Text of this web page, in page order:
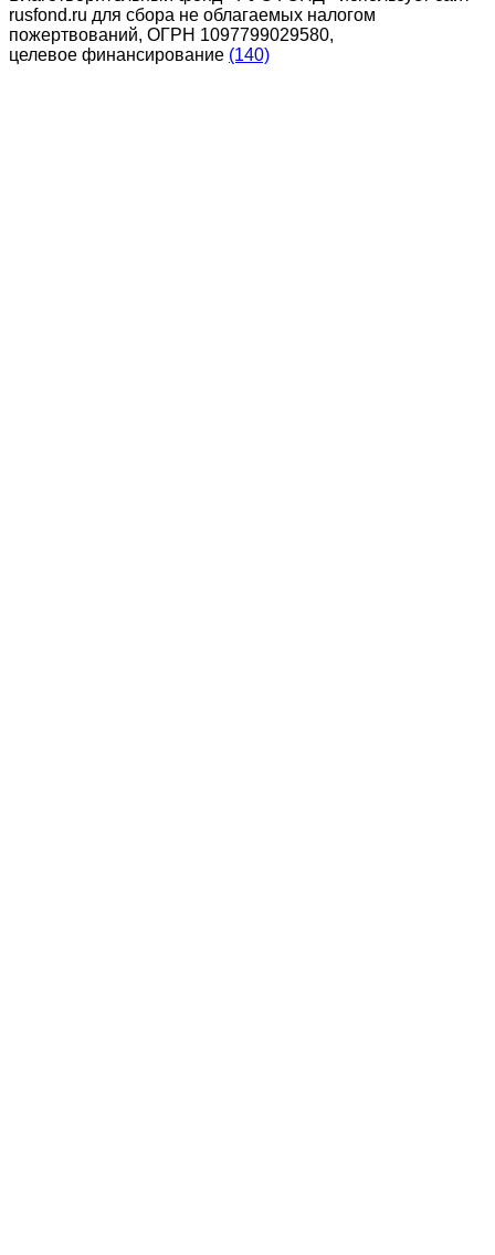
rusfond.ru для сбора не облагаемых налогом
пожертвований, ОГРН 1097799029580,
целевое финансирование (140)